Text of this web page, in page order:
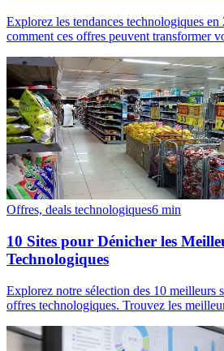
Explorez les tendances technologiques
comment ces offres peuvent transformer
Offres, deals technologiques6 min
10 Sites pour Dénicher les
Technologiques
Explorez notre sélection des 10 meilleurs
offres technologiques. Trouvez les